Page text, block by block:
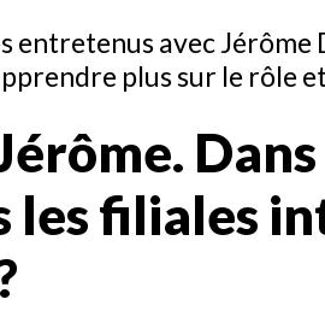
entretenus avec
plus sur le rôle
les filiales